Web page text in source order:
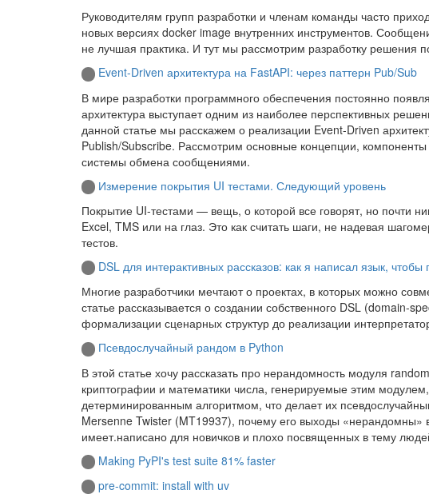
Руководителям групп разработки и членам команды часто
новых версиях docker image внутренних инструментов.
не лучшая практика. И тут мы рассмотрим разработку решения
Event-Driven архитектура на FastAPI: через паттерн Pub/Sub
В мире разработки программного обеспечения постоянно
архитектура выступает одним из наиболее перспективных
данной статье мы расскажем о реализации Event-Driven
Publish/Subscribe. Рассмотрим основные концепции,
системы обмена сообщениями.
Измерение покрытия UI тестами. Следующий уровень
Покрытие UI-тестами — вещь, о которой все говорят, но почти
Excel, TMS или на глаз. Это как считать шаги, не надевая
тестов.
DSL для интерактивных рассказов: как я написал язык,
Многие разработчики мечтают о проектах, в которых можно
статье рассказывается о создании собственного DSL (domain-
формализации сценарных структур до реализации
Псевдослучайный рандом в Python
В этой статье хочу рассказать про нерандомность модуля
криптографии и математики числа, генерируемые этим
детерминированным алгоритмом, что делает их
Mersenne Twister (MT19937), почему его выходы «нерандомны»
имеет.написано для новичков и плохо посвященных в тему
Making PyPI's test suite 81% faster
pre-commit: install with uv